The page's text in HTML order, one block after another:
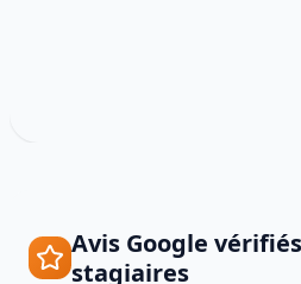
Avis Google
stagiaires